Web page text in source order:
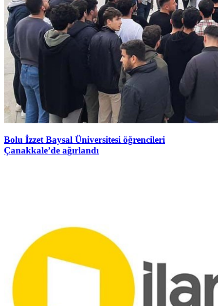
Bolu İzzet Baysal Üniversitesi öğrencileri
Çanakkale’de ağırlandı